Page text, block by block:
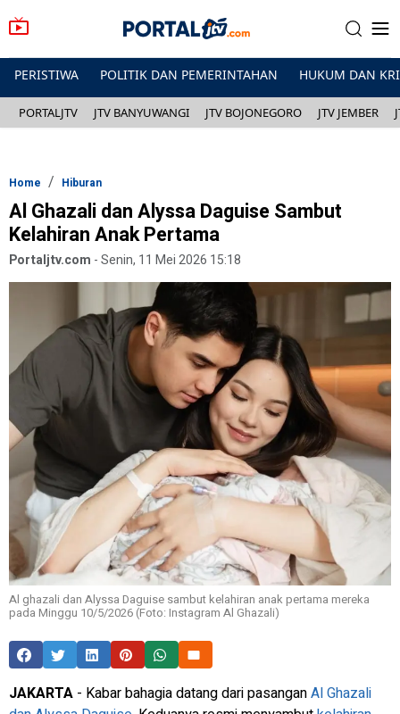
PERISTIWA POLITIK DAN PEMERINTAHAN HUKUM DAN
PORTALJTV JTV BANYUWANGI JTV BOJONEGORO JTV JEMBER
Home Hiburan
Al Ghazali dan Alyssa Daguise Sambut
Kelahiran Anak Pertama
Portaljtv.com -Senin, 11 Mei 2026 15:18
Al ghazali dan Alyssa Daguise sambut kelahiran anak pertama mereka
pada Minggu 10/5/2026 (Foto: Instagram Al Ghazali)
JAKARTA - Kabar bahagia datang dari pasanganAl Ghazali